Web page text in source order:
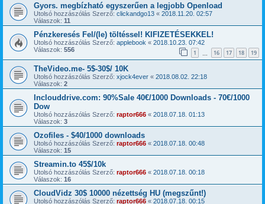
Gyors. megbízható egyszerűen a legjobb Openload
Utolsó hozzászólás Szerző: clickandgo13 « 2018.11.20. 02:57
Válaszok: 11
Pénzkeresés Fel/(le) töltéssel! KIFIZETÉSEKKEL!
Utolsó hozzászólás Szerző: applebook « 2018.10.23. 07:42
Válaszok: 556 1 16 17 18 19
TheVideo.me- 5$-30$/ 10K
Utolsó hozzászólás Szerző: xjock4ever « 2018.08.02. 22:18
Válaszok: 2
Inclouddrive.com: 90%Sale 40€/1000 Downloads - 70€/1000
Dow
Utolsó hozzászólás Szerző: raptor666 « 2018.07.18. 01:13
Válaszok: 3
Ozofiles - $40/1000 downloads
Utolsó hozzászólás Szerző: raptor666 « 2018.07.18. 00:48
Válaszok: 15
Streamin.to 45$/10k
Utolsó hozzászólás Szerző: raptor666 « 2018.07.18. 00:18
Válaszok: 16
CloudVidz 30$ 10000 nézettség HU (megszűnt!)
Utolsó hozzászólás Szerző: raptor666 « 2018.07.18. 00:15